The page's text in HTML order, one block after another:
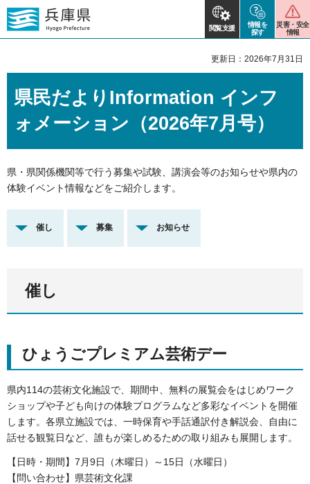
閲覧支援
情報を
探す
災害・安全
情報
更新日：2026年7月31日
県民だよりInformation インフ
ォメーション（2026年7月号）
県・県関係機関等で行う募集や試験、講演会等のお知らせや県内の
体験イベント情報などをご紹介します。
催し 募集 お知らせ
催し
ひょうごプレミアム芸術デー
県内114の芸術文化施設で、期間中、無料の展覧会をはじめワーク
ショップや子ども向けの体験プログラムなど多彩なイベントを開催
します。各県立施設では、一時保育や手話通訳付き解説会、自由に
話せる観覧日など、誰もが楽しめるための取り組みも展開します。
【日時・期間】7月9日（木曜日）～15日（水曜日）
【問い合わせ】県芸術文化課